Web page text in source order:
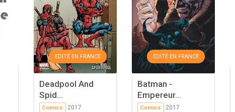
EDITÉ EN FRANCE
Deadpool And
Spid...
Comics 2017
EDITÉ EN FRANCE
Batman -
Empereur...
Comics 2017